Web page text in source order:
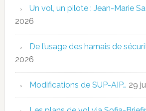
Un vol, un pilote : Jean-Marie
2026
De l’usage des harnais de
2026
Modifications de SUP-AIP… 29